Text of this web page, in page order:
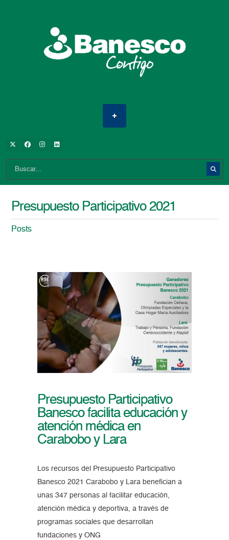
Presupuesto Participativo 2021
Posts
Presupuesto Participativo
Banesco facilita educación y
atención médica en
Carabobo y Lara
Los recursos del Presupuesto Participativo
Banesco 2021 Carabobo y Lara benefician a
unas 347 personas al facilitar educación,
atención médica y deportiva, a través de
programas sociales que desarrollan
fundaciones y ONG